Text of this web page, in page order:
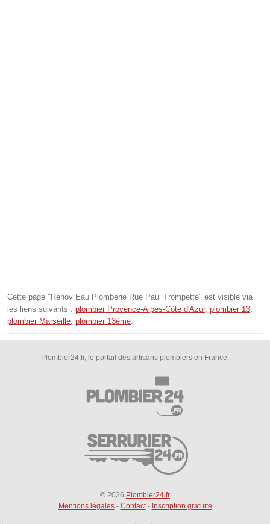
Cette page "Renov Eau Plomberie Rue Paul Trompette" est visible via
les liens suivants : plombier Provence-Alpes-Côte d'Azur, plombier 13
plombier Marseille plombier 13ème
Plombier24.fr, le portail des artisans plombiers en France.
© 2026 Plombier24.fr
Mentions légales- Contact- Inscription gratuite